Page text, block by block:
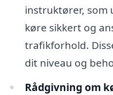
instruktører, som
køre sikkert og
trafikforhold.
dit niveau og
Rådgivning om